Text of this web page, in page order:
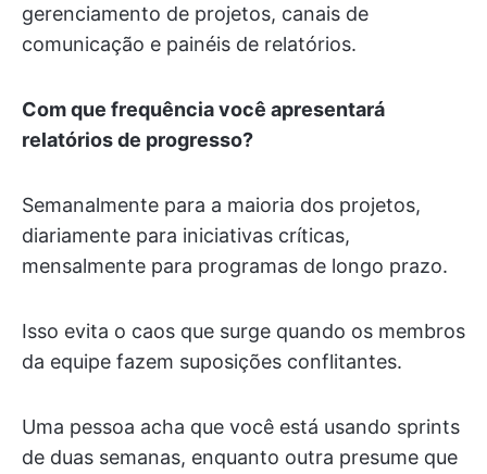
gerenciamento de projetos, canais de
comunicação e painéis de relatórios.
Com que frequência você apresentará
relatórios de progresso?
Semanalmente para a maioria dos projetos,
diariamente para iniciativas críticas,
mensalmente para programas de longo prazo.
Isso evita o caos que surge quando os membros
da equipe fazem suposições conflitantes.
Uma pessoa acha que você está usando sprints
de duas semanas, enquanto outra presume que